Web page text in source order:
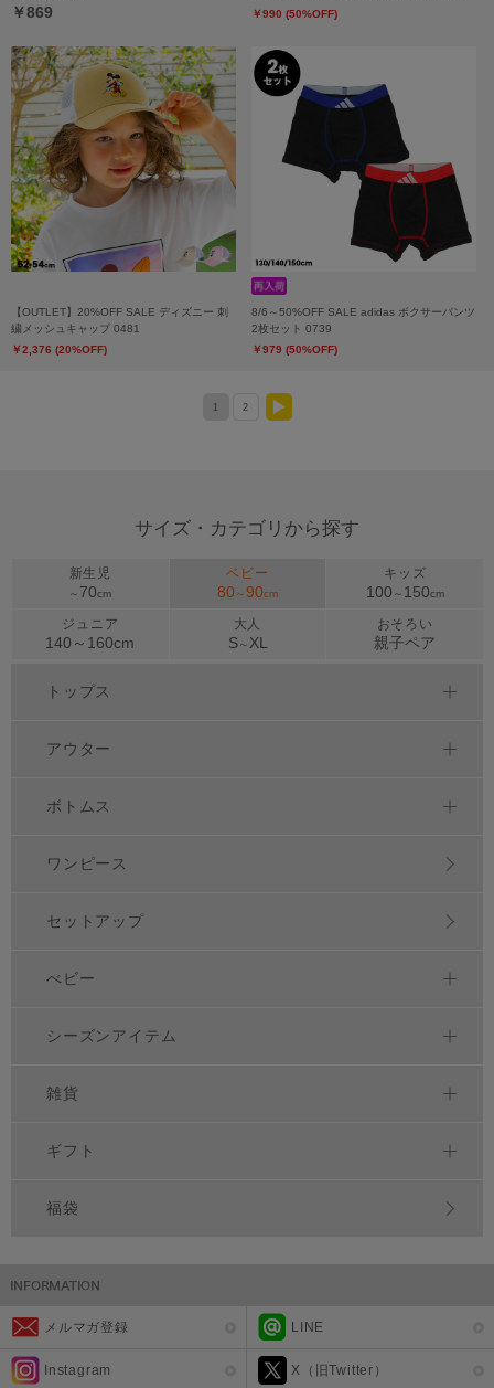
￥869
￥990 (50%OFF)
【OUTLET】20%OFF SALE ディズニー 刺
繍メッシュキャップ 0481
￥2,376 (20%OFF)
8/6～50%OFF SALE adidas ボクサーパンツ
2枚セット 0739
￥979 (50%OFF)
1 2
サイズ・カテゴリから探す
新生児
～ 70cm
ベビー
80 ～90cm
キッズ
100 ～ 150cm
ジュニア
140～ 160cm
大人
S～ XL
おそろい
親子ペア
トップス
アウター
ボトムス
ワンピース
セットアップ
べビー
シーズンアイテム
雑貨
ギフト
福袋
メルマガ登録 LINE
Instagram X（旧Twitter）